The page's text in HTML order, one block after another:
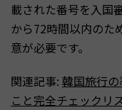
載された番号を入国
から72時間以内のた
意が必要です。
関連記事: 韓国旅行
こと完全チェックリ